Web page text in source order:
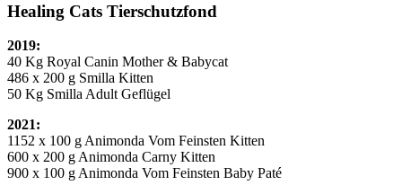
Healing Cats Tierschutzfond
2019:
40 Kg Royal Canin Mother & Babycat
486 x 200 g Smilla Kitten
50 Kg Smilla Adult Geflügel
2021:
1152 x 100 g Animonda Vom Feinsten Kitten
600 x 200 g Animonda Carny Kitten
900 x 100 g Animonda Vom Feinsten Baby Paté